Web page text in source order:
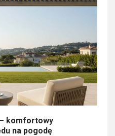
komfortowy
na pogodę